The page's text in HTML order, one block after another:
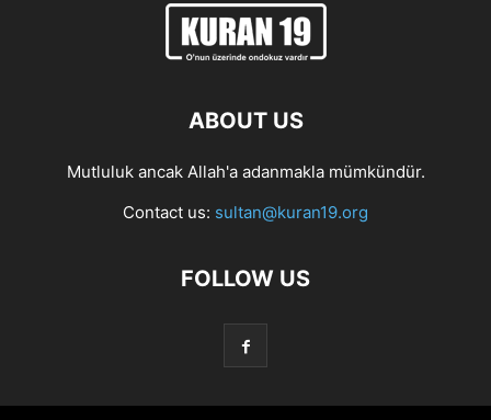
ABOUT US
Mutluluk ancak Allah'a adanmakla mümkündür.
Contact us: sultan@kuran19.org
FOLLOW US